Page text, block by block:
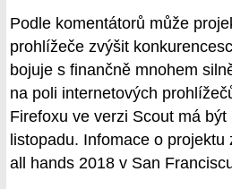
Podle komentátorů může
prohlížeče zvýšit
bojuje s finančně mnohem
na poli internetových
Firefoxu ve verzi Scout má
listopadu. Infomace o
all hands 2018 v San